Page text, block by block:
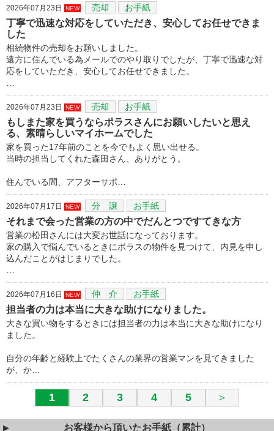
2026年07月23日 NEW 売却 お手紙
丁寧で迅速な対応をしていただき、安心してお任せできま
した
相続物件の売却をお願いしました。
遠方に住んでいる為メールでのやり取りでしたが、丁寧で迅速な対
応をしていただき、安心してお任せできました。
2026年07月23日 NEW 売却 お手紙
もしまた家を買うならポラスさんにお願いしたいと思え
る、素晴らしいマイホームでした
家を買った17年前のことを今でもよく思い出せる。
当時の担当してくれた森田さん、ありがとう。
住んでいる間、アフターサポ…
2026年07月17日 NEW 分 譲 お手紙
それまで会った営業の方の中でだんとつですてきな方
営業の松田さんには大変お世話になっております。
家の購入で悩んでいるときにポラスの物件を見つけて、内見を申し
込んだことがはじまりでした。
2026年07月16日 NEW 仲 介 お手紙
担当者の力は本当に大きな助けになりました。
大きな買い物をするときには担当者の力は本当に大きな助けになり
ました。
自分の年齢と経験上でたくさんの業界の営業マンを見てきました
が、か…
1 2 3 4 5 ＞
お客様から頂いたお手紙（累計）